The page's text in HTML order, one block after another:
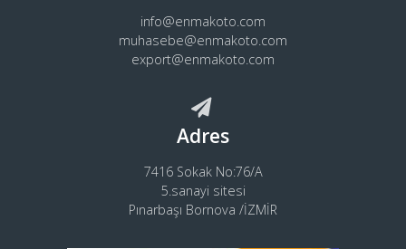
info@enmakoto.com
muhasebe@enmakoto.com
export@enmakoto.com
Adres
7416 Sokak No:76/A
5.sanayi sitesi
Pınarbaşı Bornova /İZMİR